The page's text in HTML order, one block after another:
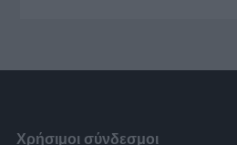
Χρήσιμοι σύνδεσμοι